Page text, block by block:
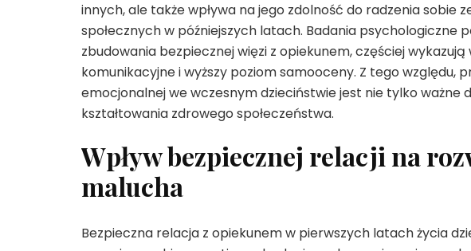
innych, ale także wpływa na jego zdolność do radzenia sobie
społecznych w późniejszych latach. Badania psychologiczne
zbudowania bezpiecznej więzi z opiekunem, częściej
komunikacyjne i wyższy poziom samooceny. Z tego względu,
emocjonalnej we wczesnym dzieciństwie jest nie tylko ważne
kształtowania zdrowego społeczeństwa.
Wpływ bezpiecznej relacji na
malucha
Bezpieczna relacja z opiekunem w pierwszych latach życia